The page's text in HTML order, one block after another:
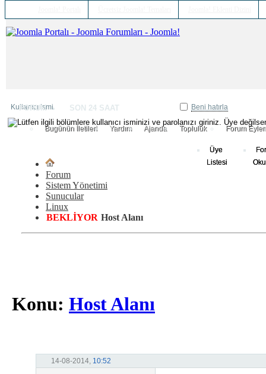
FORUM
Bugünün İletileri Yardım Ajanda Topluluk
Üye
Listesi
Forum
SON 24 SAAT Beni hatırla
Forum
Sistem Yönetimi
Sunucular
Linux
BEKLİYOR Host Alanı
Konu: Host Alanı
14-08-2014, 10:52